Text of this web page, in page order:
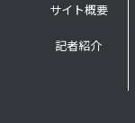
サイト概要
記者紹介